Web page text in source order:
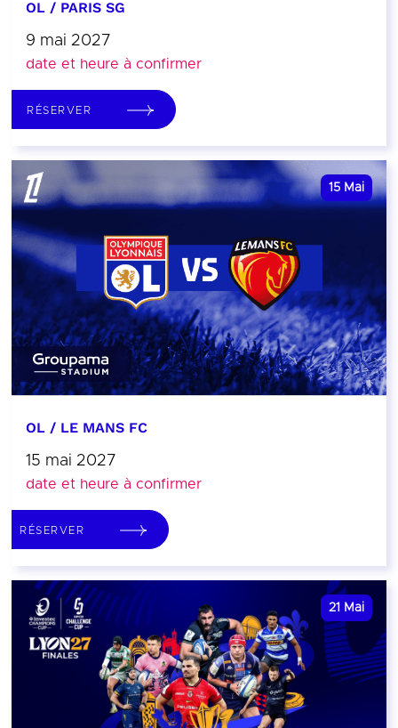
OL / PARIS SG
9 mai 2027
date et heure à confirmer
RÉSERVER
15 Mai
OL / LE MANS FC
15 mai 2027
date et heure à confirmer
RÉSERVER
21 Mai